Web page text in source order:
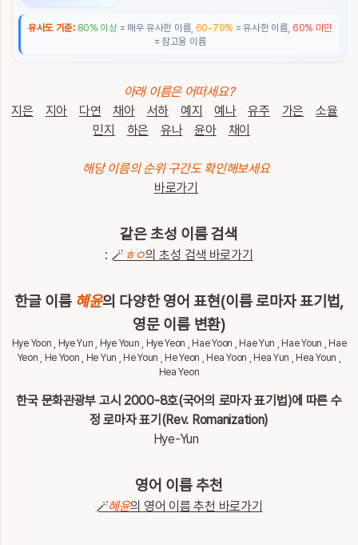
계
름
검
색
이
름
전
체
유사도 기준: 80% 이상= 매우 유사한 이름, 60-79% = 유사한 이름, 60% 미만
= 참고용 이름
아래 이름은 어떠세요?
지은
지아 다연 채아 서하 예지 예나 유주 가은
소율
민지
하은 유나 윤아 채이
해당 이름의 순위 구간도 확인해보세요
바로가기
같은 초성 이름 검색
: 🪄 ㅎㅇ의 초성 검색 바로가기
한글 이름 혜윤의 다양한 영어 표현(이름 로마자 표기법,
영문 이름 변환)
Hye Yoon , Hye Yun , Hye Youn , Hye Yeon , Hae Yoon , Hae Yun , Hae Youn , Hae
Yeon , He Yoon , He Yun , He Youn , He Yeon , Hea Yoon , Hea Yun , Hea Youn ,
Hea Yeon
한국 문화관광부 고시 2000-8호(국어의 로마자 표기법)에 따른 수
정 로마자 표기(Rev. Romanization)
Hye-Yun
영어 이름 추천
🪄혜윤의 영어 이름 추천 바로가기